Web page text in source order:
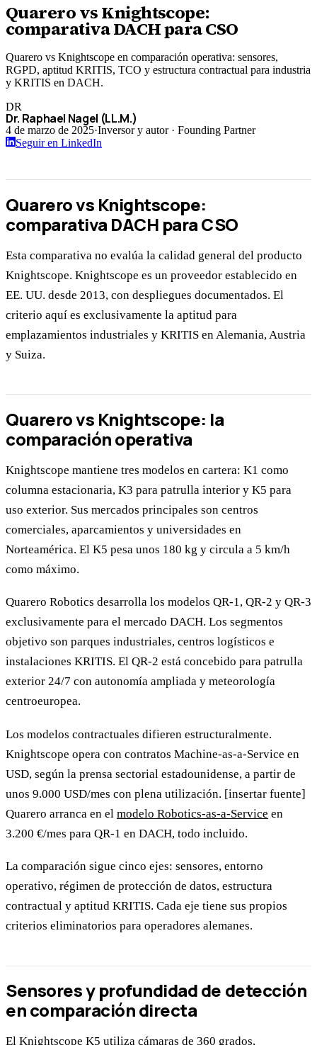
Quarero vs Knightscope:
comparativa DACH para CSO
Quarero vs Knightscope en comparación operativa: sensores,
RGPD, aptitud KRITIS, TCO y estructura contractual para industria
y KRITIS en DACH.
DR
Dr. Raphael Nagel (LL.M.)
4 de marzo de 2025·Inversor y autor · Founding Partner
Seguir en LinkedIn
Quarero vs Knightscope:
comparativa DACH para CSO
Esta comparativa no evalúa la calidad general del producto
Knightscope. Knightscope es un proveedor establecido en
EE. UU. desde 2013, con despliegues documentados. El
criterio aquí es exclusivamente la aptitud para
emplazamientos industriales y KRITIS en Alemania, Austria
y Suiza.
Quarero vs Knightscope: la
comparación operativa
Knightscope mantiene tres modelos en cartera: K1 como
columna estacionaria, K3 para patrulla interior y K5 para
uso exterior. Sus mercados principales son centros
comerciales, aparcamientos y universidades en
Norteamérica. El K5 pesa unos 180 kg y circula a 5 km/h
como máximo.
Quarero Robotics desarrolla los modelos QR-1, QR-2 y QR-3
exclusivamente para el mercado DACH. Los segmentos
objetivo son parques industriales, centros logísticos e
instalaciones KRITIS. El QR-2 está concebido para patrulla
exterior 24/7 con autonomía ampliada y meteorología
centroeuropea.
Los modelos contractuales difieren estructuralmente.
Knightscope opera con contratos Machine-as-a-Service en
USD, según la prensa sectorial estadounidense, a partir de
unos 9.000 USD/mes con plena utilización. [insertar fuente]
Quarero arranca en el modelo Robotics-as-a-Service en
3.200 €/mes para QR-1 en DACH, todo incluido.
La comparación sigue cinco ejes: sensores, entorno
operativo, régimen de protección de datos, estructura
contractual y aptitud KRITIS. Cada eje tiene sus propios
criterios eliminatorios para operadores alemanes.
Sensores y profundidad de detección
en comparación directa
El Knightscope K5 utiliza cámaras de 360 grados,